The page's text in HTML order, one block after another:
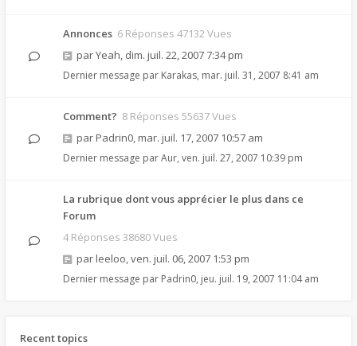
Annonces 6 Réponses 47132 Vues
parYeah, dim. juil. 22, 2007 7:34 pm
Dernier message par Karakas, mar. juil. 31, 2007 8:41 am
Comment? 8 Réponses 55637 Vues
par Padrin0, mar. juil. 17, 2007 10:57 am
Dernier message parAur, ven. juil. 27, 2007 10:39 pm
La rubrique dont vous apprécier le plus dans ce
Forum
4 Réponses 38680 Vues
par leeloo,ven. juil. 06, 2007 1:53 pm
Dernier message par Padrin0, jeu. juil. 19, 2007 11:04 am
Recent topics